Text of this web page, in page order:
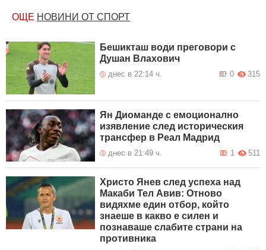
ОЩЕ НОВИНИ ОТ СПОРТ
Бешикташ води преговори с
Душан Влахович
днес в 22:14 ч. 315
0
Ян Диоманде с емоционално
изявление след историческия
трансфер в Реал Мадрид
днес в 21:49 ч. 511
1
Христо Янев след успеха над
Макаби Тел Авив: Отново
видяхме един отбор, който
знаеше в какво е силен и
познаваше слабите страни на
противника